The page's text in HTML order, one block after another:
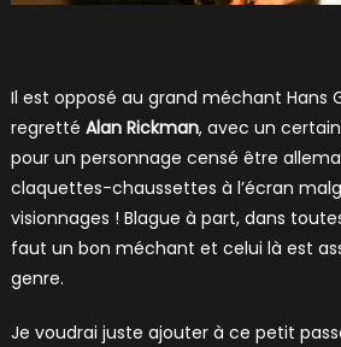
Il est opposé au grand méchant Hans
regretté Alan Rickman, avec un
pour un personnage censé être
claquettes-chaussettes à l’écran
visionnages ! Blague à part, dans
faut un bon méchant et celui là est
genre.
Je voudrai juste ajouter à ce petit